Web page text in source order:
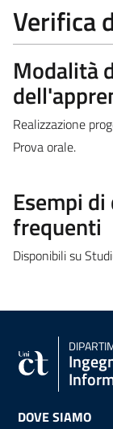
Verifica
Modalità
Realizzazione
Prova orale.
Esempi
frequenti
Disponibili su
DOVE SIAMO